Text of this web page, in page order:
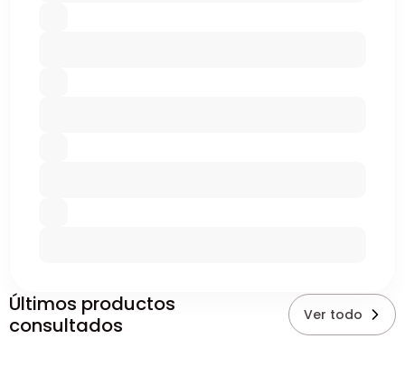
Últimos productos
consultados
Ver todo